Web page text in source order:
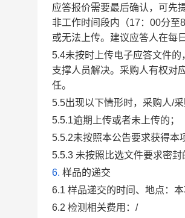
应答报价需要最后确认，可先
非工作时间段内（17：00分
或无法上传。建议应答人在每
5.4未按时上传电子应答文件
支撑人员解决。采购人有权对
任。
5.5出现以下情形时，采购人/
5.5.1逾期上传或者未上传的；
5.5.2未按照本公告要求获得本
5.5.3 未按照比选文件要求密封
6. 样品的递交
6.1 样品递交的时间、地点：
6.2 检测相关费用：/